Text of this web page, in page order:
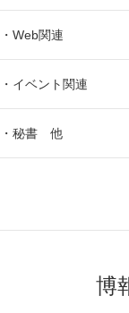
・Web関連
・イベント関連
・秘書 他
博